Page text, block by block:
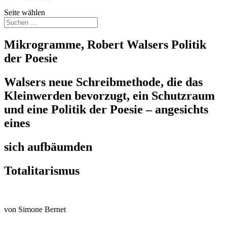
Seite wählen
Mikrogramme, Robert Walsers Politik
der Poesie
Walsers neue Schreibmethode, die das
Kleinwerden bevorzugt, ein Schutzraum
und eine Politik der Poesie – angesichts
eines
sich aufbäumden
Totalitarismus
von Simone Bernet